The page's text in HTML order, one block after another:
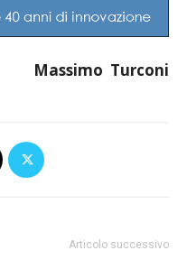
Massimo Turconi
Articolo successivo